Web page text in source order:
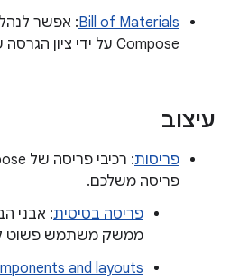
Bill of Materials: אפשר
Compose על ידי ציון הגרסה של ה-BOM בלבד.
עיצוב
פריסות
פריסה משלכם.
פריסה בסיסית: אבני
ממשק משתמש פשוט
and layouts